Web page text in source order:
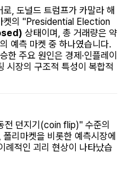
, 도널드 트럼프가 카말라 해
켓의 "Presidential Election
상태이며, 총 거래량은 약
예측 마켓 중 하나였습니다.
한 주요 원인은 경제·인플레이
시장의 구조적 특성이 복합적
전 던지기(coin flip)" 수준의
리마켓을 비롯한 예측시장에
례적인 괴리 현상이 나타났습